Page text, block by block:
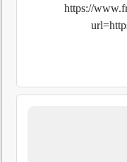
https://